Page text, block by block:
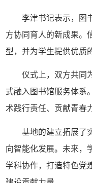
李津书记表示，图
方协同育人的新成果。
型，并为学生提供优质
仪式上，双方共同
式融入图书馆服务体系
术践行责任、贡献青春
基地的建立拓展了
向智能化发展。未来，
学科协作，打造特色党